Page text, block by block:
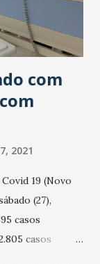
com
2021
19 (Novo
(27),
casos
casos